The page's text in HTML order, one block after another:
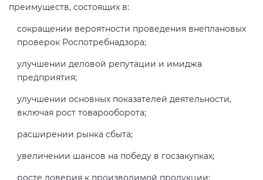
преимуществ, состоящих в:
сокращении вероятности проведения внеплановых
проверок Роспотребнадзора;
улучшении деловой репутации и имиджа
предприятия;
улучшении основных показателей деятельности,
включая рост товарооборота;
расширении рынка сбыта;
увеличении шансов на победу в госзакупках;
росте доверия к производимой продукции;